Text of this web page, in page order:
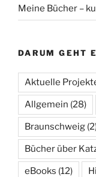
Meine Bücher –
DARUM GEHT
Aktuelle
Allgemein (28)
Braunschweig
Bücher über
eBooks (12)